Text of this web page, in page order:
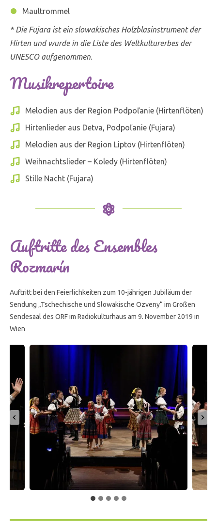
Maultrommel
* Die Fujara ist ein slowakisches Holzblasinstrument der
Hirten und wurde in die Liste des Weltkulturerbes der
UNESCO aufgenommen.
Musikrepertoire
Melodien aus der Region Podpoľanie (Hirtenflöten)
Hirtenlieder aus Detva, Podpoľanie (Fujara)
Melodien aus der Region Liptov (Hirtenflöten)
Weihnachtslieder – Koledy (Hirtenflöten)
Stille Nacht (Fujara)
Auftritte des Ensembles
Rozmarín
Auftritt bei den Feierlichkeiten zum 10-jährigen Jubiläum der
Sendung „Tschechische und Slowakische Ozveny“ im Großen
Sendesaal des ORF im Radiokulturhaus am 9. November 2019 in
Wien